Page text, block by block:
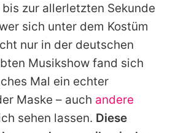
verwalten
zur allerletzten Sekunde
sich unter dem Kostüm
nur in der deutschen
Musikshow fand sich
Mal ein echter
Maske – auch andere
sehen lassen. Diese